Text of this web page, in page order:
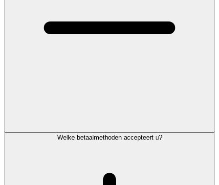
Welke betaalmethoden accepteert u?